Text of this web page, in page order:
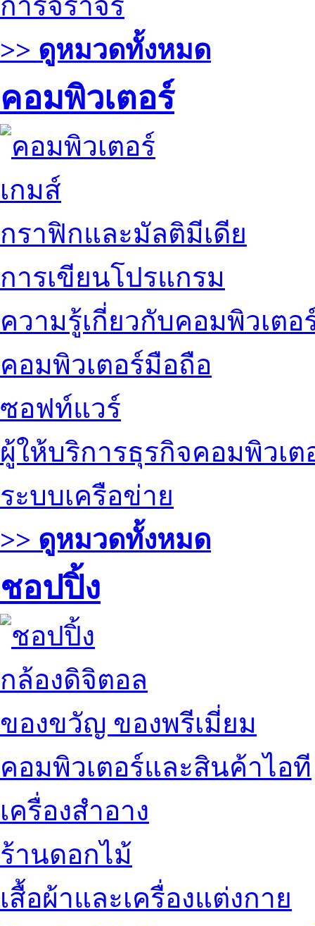
>> ดูหมวดทั้งหมด
คอมพิวเตอร์
เกมส์
กราฟิกและมัลติมีเดีย
การเขียนโปรแกรม
ความรู้เกี่ยวกับคอมพิวเตอ
คอมพิวเตอร์มือถือ
ซอฟท์แวร์
ผู้ให้บริการธุรกิจคอมพิวเต
ระบบเครือข่าย
>> ดูหมวดทั้งหมด
ชอปปิ้ง
กล้องดิจิตอล
ของขวัญ ของพรีเมี่ยม
คอมพิวเตอร์และสินค้าไอที
เครื่องสำอาง
ร้านดอกไม้
เสื้อผ้าและเครื่องแต่งกาย